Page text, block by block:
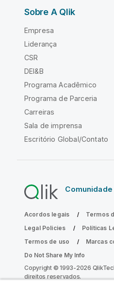
Sobre A Qlik
Empresa
Liderança
CSR
DEI&B
Programa Acadêmico
Programa de Parceria
Carreiras
Sala de imprensa
Escritório Global/Contato
Acordos legais
Termos
Legal Policies
Políticas
Termos de uso
Marcas
Do Not Share My Info
Copyright © 1993-2026
direitos reservados.